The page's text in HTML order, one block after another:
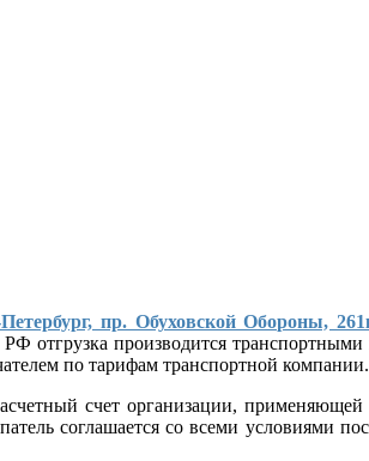
пр. Обуховской Обороны,
РФ отгрузка производится
по тарифам транспортной компании.
расчетный счет организации,
соглашается со всеми условиями